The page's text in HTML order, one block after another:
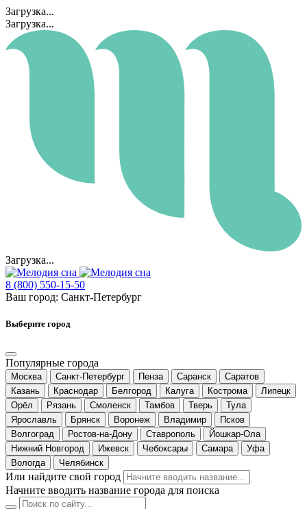
Загрузка...
Загрузка...
Загрузка...
8 (800) 550-15-50
Ваш город: Санкт-Петербург
Выберите город
Популярные города
Москва Санкт-Петербург Пенза Саранск
Саратов
Казань
Краснодар Белгород Калуга Кострома
Липецк
Орёл
Рязань Смоленск Тамбов Тверь
Тула
Ярославль
Брянск Воронеж Владимир
Псков
Волгоград
Ростов-на-Дону Ставрополь
Йошкар-Ола
Нижний Новгород
Ижевск Чебоксары Самара
Уфа
Вологда
Челябинск
Или найдите свой город
Начните вводить название города для поиска